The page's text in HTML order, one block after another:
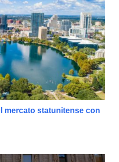
mercato statunitense con